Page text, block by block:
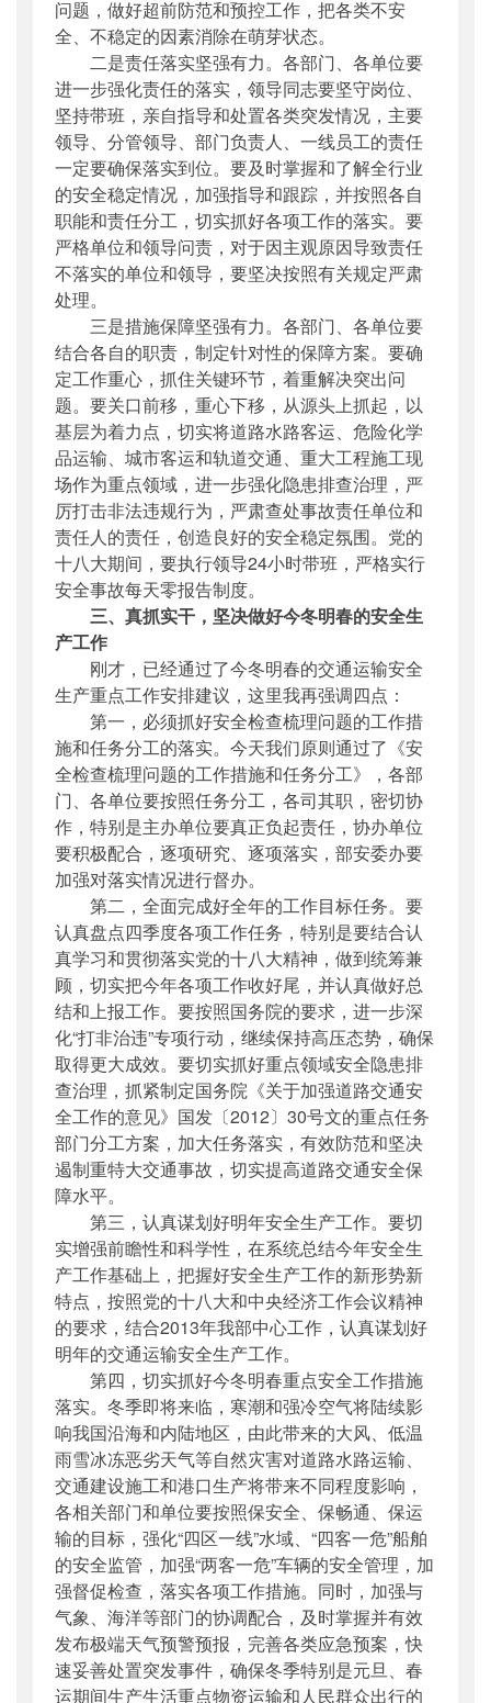
问题，做好超前防范和预控工作，把各类不安
全、不稳定的因素消除在萌芽状态。
二是责任落实坚强有力。各部门、各单位要
进一步强化责任的落实，领导同志要坚守岗位、
坚持带班，亲自指导和处置各类突发情况，主要
领导、分管领导、部门负责人、一线员工的责任
一定要确保落实到位。要及时掌握和了解全行业
的安全稳定情况，加强指导和跟踪，并按照各自
职能和责任分工，切实抓好各项工作的落实。要
严格单位和领导问责，对于因主观原因导致责任
不落实的单位和领导，要坚决按照有关规定严肃
处理。
三是措施保障坚强有力。各部门、各单位要
结合各自的职责，制定针对性的保障方案。要确
定工作重心，抓住关键环节，着重解决突出问
题。要关口前移，重心下移，从源头上抓起，以
基层为着力点，切实将道路水路客运、危险化学
品运输、城市客运和轨道交通、重大工程施工现
场作为重点领域，进一步强化隐患排查治理，严
厉打击非法违规行为，严肃查处事故责任单位和
责任人的责任，创造良好的安全稳定氛围。党的
十八大期间，要执行领导24小时带班，严格实行
安全事故每天零报告制度。
三、真抓实干，坚决做好今冬明春的安全生
产工作
刚才，已经通过了今冬明春的交通运输安全
生产重点工作安排建议，这里我再强调四点：
第一，必须抓好安全检查梳理问题的工作措
施和任务分工的落实。今天我们原则通过了《安
全检查梳理问题的工作措施和任务分工》，各部
门、各单位要按照任务分工，各司其职，密切协
作，特别是主办单位要真正负起责任，协办单位
要积极配合，逐项研究、逐项落实，部安委办要
加强对落实情况进行督办。
第二，全面完成好全年的工作目标任务。要
认真盘点四季度各项工作任务，特别是要结合认
真学习和贯彻落实党的十八大精神，做到统筹兼
顾，切实把今年各项工作收好尾，并认真做好总
结和上报工作。要按照国务院的要求，进一步深
化“打非治违”专项行动，继续保持高压态势，确保
取得更大成效。要切实抓好重点领域安全隐患排
查治理，抓紧制定国务院《关于加强道路交通安
全工作的意见》国发〔2012〕30号文的重点任务
部门分工方案，加大任务落实，有效防范和坚决
遏制重特大交通事故，切实提高道路交通安全保
障水平。
第三，认真谋划好明年安全生产工作。要切
实增强前瞻性和科学性，在系统总结今年安全生
产工作基础上，把握好安全生产工作的新形势新
特点，按照党的十八大和中央经济工作会议精神
的要求，结合2013年我部中心工作，认真谋划好
明年的交通运输安全生产工作。
第四，切实抓好今冬明春重点安全工作措施
落实。冬季即将来临，寒潮和强冷空气将陆续影
响我国沿海和内陆地区，由此带来的大风、低温
雨雪冰冻恶劣天气等自然灾害对道路水路运输、
交通建设施工和港口生产将带来不同程度影响，
各相关部门和单位要按照保安全、保畅通、保运
输的目标，强化“四区一线”水域、“四客一危”船舶
的安全监管，加强“两客一危”车辆的安全管理，加
强督促检查，落实各项工作措施。同时，加强与
气象、海洋等部门的协调配合，及时掌握并有效
发布极端天气预警预报，完善各类应急预案，快
速妥善处置突发事件，确保冬季特别是元旦、春
运期间生产生活重点物资运输和人民群众出行的